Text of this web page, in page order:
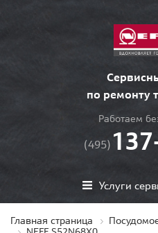
по ремонту
Работаем
(495)
Услуги
Главная страница